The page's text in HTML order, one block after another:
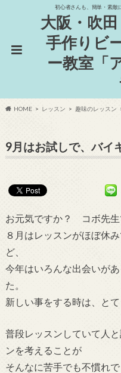
初心者さんも、簡単・素敵
大阪・吹
手作りビ
ー教室「
HOME レッスン 趣味のレッスン
9月はお試しで、バイ
お元気ですか？ コボ先生
８月はレッスンがほぼ休
ど、
今年はいろんな出会いが
た。
新しい事をする時は、と
普段レッスンしていて人
ンを考えることが
そんなに苦手でも不慣れ